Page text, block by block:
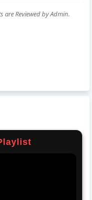
are Reviewed by Admin.